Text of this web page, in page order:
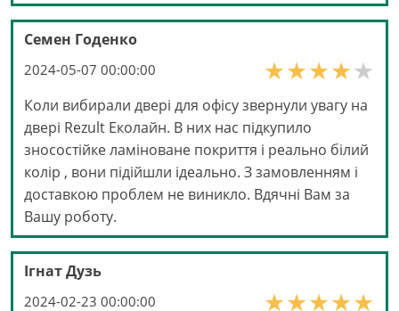
Семен Годенко
2024-05-07 00:00:00
Коли вибирали двері для офісу звернули увагу на
двері Rezult Еколайн. В них нас підкупило
зносостійке ламіноване покриття і реально білий
колір , вони підійшли ідеально. З замовленням і
доставкою проблем не виникло. Вдячні Вам за
Вашу роботу.
Ігнат Дузь
2024-02-23 00:00:00